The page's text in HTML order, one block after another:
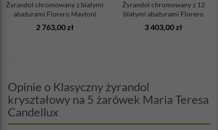
Żyrandol chromowany z białymi
abażurami Florero Maytoni
2 763,00 zł
Żyrandol chromowany z 12
białymi abażurami Florero
Maytoni
3 403,00 zł
Opinie o Klasyczny żyrandol
kryształowy na 5 żarówek Maria Teresa
Candellux